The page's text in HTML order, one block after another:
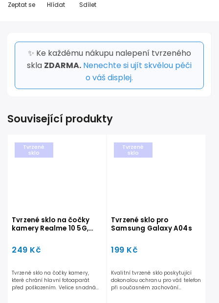
Zeptat se Hlídat Sdílet
✨ Ke každému nákupu nalepení tvrzeného
skla ZDARMA. Nenechte si ujít skvělou péči
o váš displej.
Související produkty
Tvrzené
sklo
Tvrzené sklo na čočky
kamery Realme 10 5G,
249 Kč
Tvrzené sklo na čočky kamery,
které chrání hlavní fotoaparát
před poškozením. Velice snadná
Tvrzené
sklo
Tvrzené sklo pro
Samsung Galaxy A04s
199 Kč
Kvalitní tvrzené sklo poskytující
dokonalou ochranu pro váš telefon
při současném zachování